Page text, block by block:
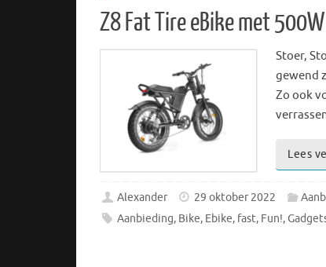
Z8 Fat Tire eBike met
Stoer,
gewend
Zo ook
Lees
Alexander 29 oktober 2022
Aanbieding, Bike, Ebike, fast, Fun!,